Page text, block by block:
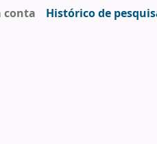
conta Histórico de